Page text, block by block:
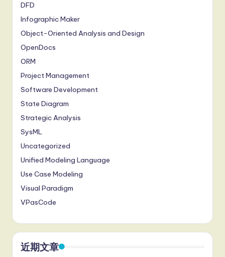
DFD
Infographic Maker
Object-Oriented Analysis and Design
OpenDocs
ORM
Project Management
Software Development
State Diagram
Strategic Analysis
SysML
Uncategorized
Unified Modeling Language
Use Case Modeling
Visual Paradigm
VPasCode
近期文章